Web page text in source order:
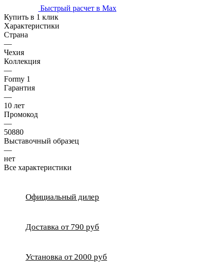
Быстрый расчет в Max
Купить в 1 клик
Характеристики
Страна
—
Чехия
Коллекция
—
Formy 1
Гарантия
—
10 лет
Промокод
—
50880
Выставочный образец
—
нет
Все характеристики
Официальный дилер
Доставка от 790 руб
Установка от 2000 руб